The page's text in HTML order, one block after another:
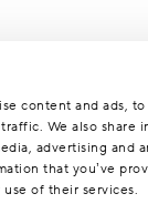
content and ads,
We also share
advertising and
that you’ve
of their services.